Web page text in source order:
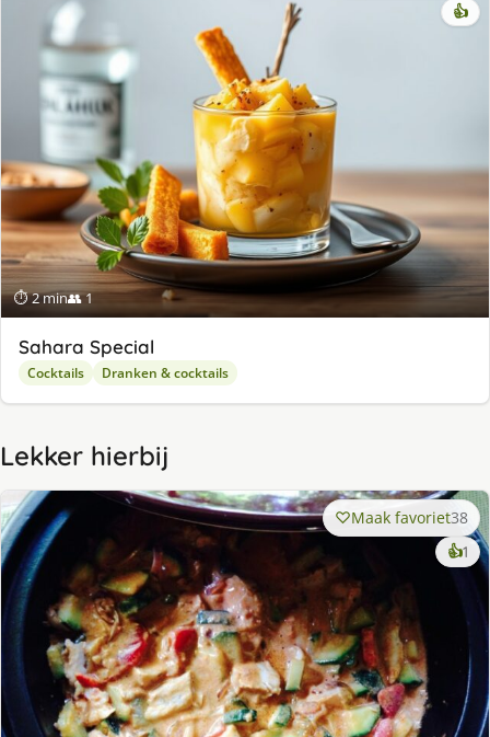
⏱ 2 min👥 1
👍
Sahara Special
Cocktails Dranken & cocktails
Lekker hierbij
Maak favoriet38
👍1